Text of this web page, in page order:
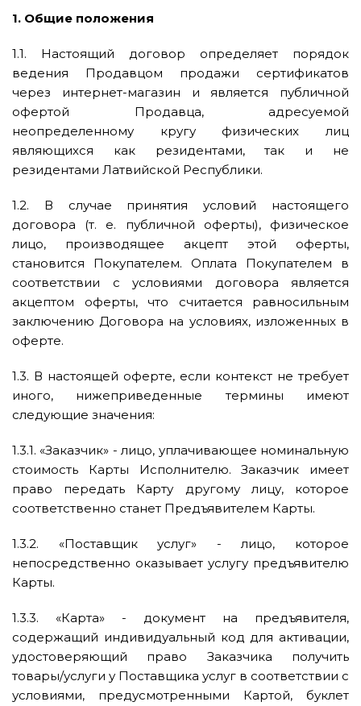
1. Общие положения
1.1. Настоящий договор определяет порядок
ведения Продавцом продажи сертификатов
через интернет-магазин и является публичной
офертой Продавца, адресуемой
неопределенному кругу физических лиц
являющихся как резидентами, так и не
резидентами Латвийской Республики.
1.2. В случае принятия условий настоящего
договора (т. е. публичной оферты), физическое
лицо, производящее акцепт этой оферты,
становится Покупателем. Оплата Покупателем в
соответствии с условиями договора является
акцептом оферты, что считается равносильным
заключению Договора на условиях, изложенных в
оферте.
1.3. В настоящей оферте, если контекст не требует
иного, нижеприведенные термины имеют
следующие значения:
1.3.1. «Заказчик» - лицо, уплачивающее номинальную
стоимость Карты Исполнителю. Заказчик имеет
право передать Карту другому лицу, которое
соответственно станет Предъявителем Карты.
1.3.2. «Поставщик услуг» - лицо, которое
непосредственно оказывает услугу предъявителю
Карты.
1.3.3. «Карта» - документ на предъявителя,
содержащий индивидуальный код для активации,
удостоверяющий право Заказчика получить
товары/услуги у Поставщика услуг в соответствии с
условиями, предусмотренными Картой, буклет